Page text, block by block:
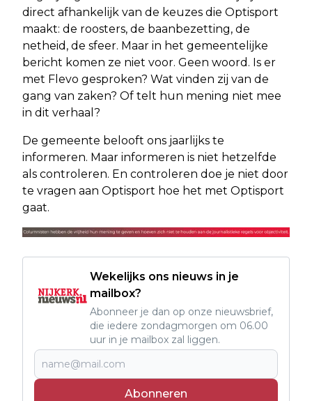
direct afhankelijk van de keuzes die Optisport
maakt: de roosters, de baanbezetting, de
netheid, de sfeer. Maar in het gemeentelijke
bericht komen ze niet voor. Geen woord. Is er
met Flevo gesproken? Wat vinden zij van de
gang van zaken? Of telt hun mening niet mee
in dit verhaal?
De gemeente belooft ons jaarlijks te
informeren. Maar informeren is niet hetzelfde
als controleren. En controleren doe je niet door
te vragen aan Optisport hoe het met Optisport
gaat.
Wekelijks ons nieuws in je
mailbox?
Abonneer je dan op onze nieuwsbrief,
die iedere zondagmorgen om 06.00
uur in je mailbox zal liggen.
Abonneren